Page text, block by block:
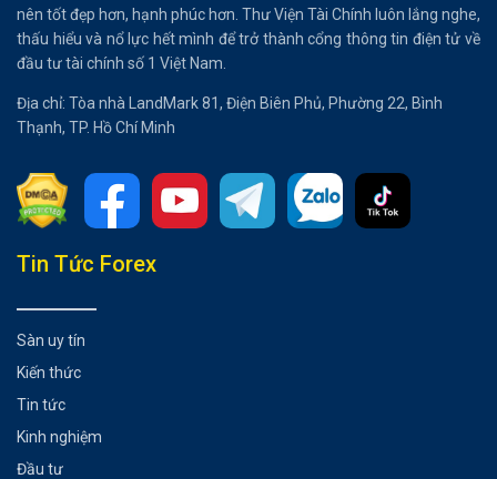
nên tốt đẹp hơn, hạnh phúc hơn. Thư Viện Tài Chính luôn lắng nghe,
thấu hiểu và nổ lực hết mình để trở thành cổng thông tin điện tử về
đầu tư tài chính số 1 Việt Nam.
Địa chỉ: Tòa nhà LandMark 81, Điện Biên Phủ, Phường 22, Bình
Thạnh, TP. Hồ Chí Minh
Tổng hợp bài viết
3. Quên đi các giao dịch trước đây
4. Xem giao dịch Forex như kinh doanh
Tin Tức Forex
Sàn uy tín
Kiến thức
Tin tức
Kinh nghiệm
Đầu tư